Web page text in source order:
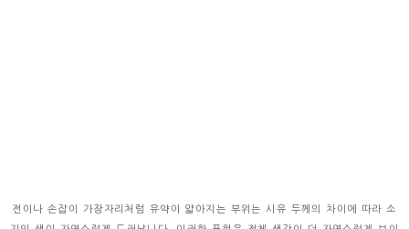
전이나 손잡이 가장자리처럼 유약이 얇아지는 부위는 시유 두께의 차이에 따라 소